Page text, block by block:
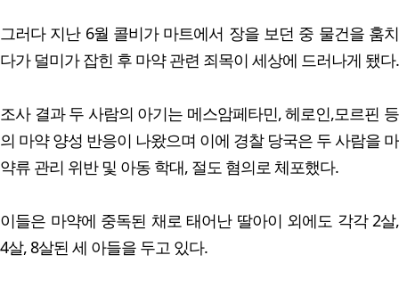
그러다 지난 6월 콜비가 마트에서 장을 보던 중 물건을 훔치
다가 덜미가 잡힌 후 마약 관련 죄목이 세상에 드러나게 됐다.
조사 결과 두 사람의 아기는 메스암페타민, 헤로인,모르핀 등
의 마약 양성 반응이 나왔으며 이에 경찰 당국은 두 사람을 마
약류 관리 위반 및 아동 학대, 절도 혐의로 체포했다.
이들은 마약에 중독된 채로 태어난 딸아이 외에도 각각 2살,
4살, 8살된 세 아들을 두고 있다.